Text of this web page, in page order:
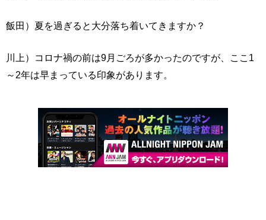
飯田）夏を過ぎると大分落ち着いてきますか？
川上）コロナ禍の前は9月ごろが多かったのですが、ここ1
～2年は早まっている印象があります。